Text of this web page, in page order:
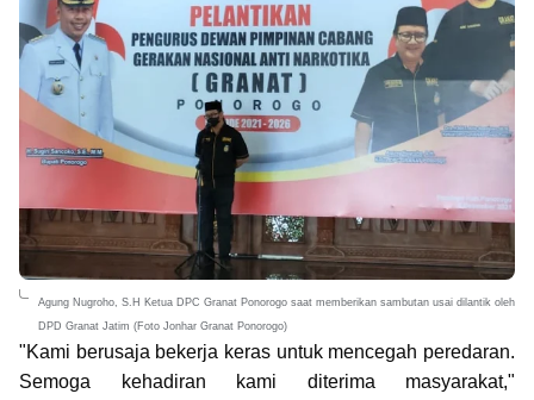
Agung Nugroho, S.H Ketua DPC Granat Ponorogo saat memberikan sambutan usai dilantik oleh
DPD Granat Jatim (Foto Jonhar Granat Ponorogo)
"Kami berusaja bekerja keras untuk mencegah peredaran.
Semoga kehadiran kami diterima masyarakat,"